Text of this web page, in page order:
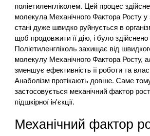
поліетиленгліколем. Цей процес
молекула Механічного Фактора Росту
стані дуже швидко руйнується в
щоб продовжити її дію, і було здійснено
Поліетиленгліколь захищає від
молекулу Механічного Фактора Росту,
зменшує ефективність її роботи та
Анаболізм протікають довше. Саме
застосовується механічний фактор
підшкірної ін'єкції.
Механічний фактор